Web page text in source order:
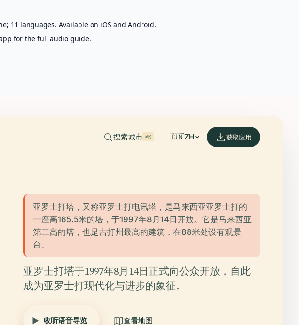
11 languages. Available on iOS and Android.
for the full audio guide.
搜索城市 ⌘K 🇨🇳ZH 获取应用
亚罗士打塔，又称亚罗士打电讯塔，是马来西亚亚罗士打的
一座高165.5米的塔，于1997年8月14日开放。它是马来西亚
第三高的塔，也是吉打州最高的建筑，在88米处设有观景
台。
亚罗士打塔于1997年8月14日正式向公众开放，自此
成为亚罗士打现代化与进步的象征。
收听语音导览 查看地图